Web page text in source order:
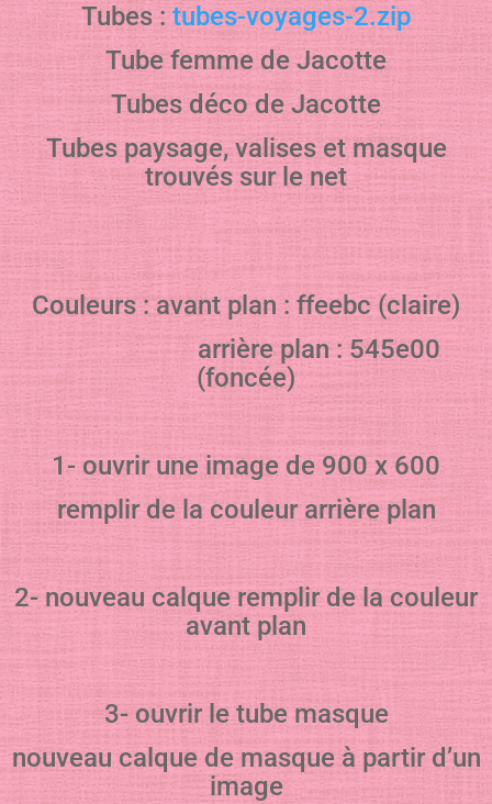
Tubes : tubes-voyages-2.zip
Tube femme de Jacotte
Tubes déco de Jacotte
Tubes paysage, valises et masque
trouvés sur le net
Couleurs : avant plan : ffeebc (claire)
arrière plan : 545e00
(foncée)
1- ouvrir une image de 900 x 600
remplir de la couleur arrière plan
2- nouveau calque remplir de la couleur
avant plan
3- ouvrir le tube masque
nouveau calque de masque à partir d’un
image